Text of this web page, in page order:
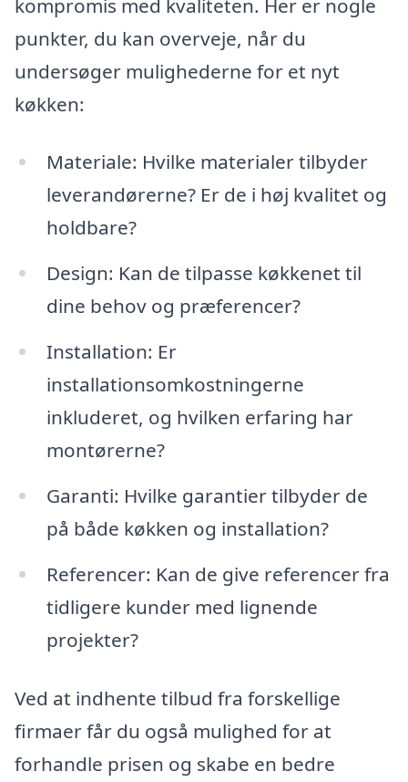
kompromis med kvaliteten. Her er nogle
punkter, du kan overveje, når du
undersøger mulighederne for et nyt
køkken:
Materiale: Hvilke materialer tilbyder
leverandørerne? Er de i høj kvalitet og
holdbare?
Design: Kan de tilpasse køkkenet til
dine behov og præferencer?
Installation: Er
installationsomkostningerne
inkluderet, og hvilken erfaring har
montørerne?
Garanti: Hvilke garantier tilbyder de
på både køkken og installation?
Referencer: Kan de give referencer fra
tidligere kunder med lignende
projekter?
Ved at indhente tilbud fra forskellige
firmaer får du også mulighed for at
forhandle prisen og skabe en bedre